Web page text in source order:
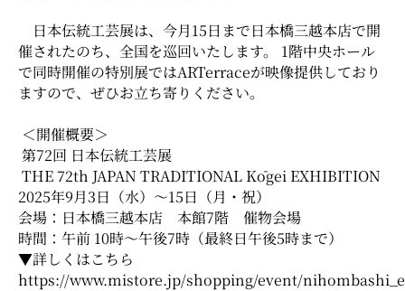
日本伝統工芸展は、今月15日まで日本橋三越本店で開
催されたのち、全国を巡回いたします。 1階中央ホール
で同時開催の特別展ではARTerraceが映像提供しており
ますので、ぜひお立ち寄りください。
＜開催概要＞
第72回 日本伝統工芸展
THE 72th JAPAN TRADITIONAL Kōgei EXHIBITION
2025年9月3日（水）〜15日（月・祝）
会場：日本橋三越本店 本館7階 催物会場
時間：午前 10時～午後7時（最終日午後5時まで）
▼詳しくはこちら
https://www.mistore.jp/shopping/event/